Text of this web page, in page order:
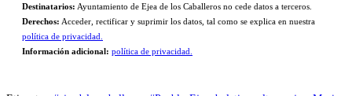
Destinatarios: Ayuntamiento de Ejea de los Caballeros no cede datos a terceros.
Derechos: Acceder, rectificar y suprimir los datos, tal como se explica en nuestra
política de privacidad.
Información adicional: política de privacidad.